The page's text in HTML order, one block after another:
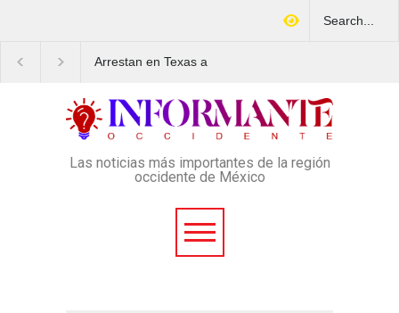
Arrestan en Texas a
señalado de operar un
esquema Ponzi con más de
4 mil afectados
de admisión: ¿Cuál será
lugar y horario de la
protesta?
Las noticias más importantes de la región
occidente de México